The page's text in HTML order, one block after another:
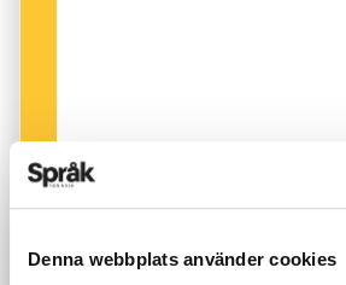
Denna webbplats använder cookies